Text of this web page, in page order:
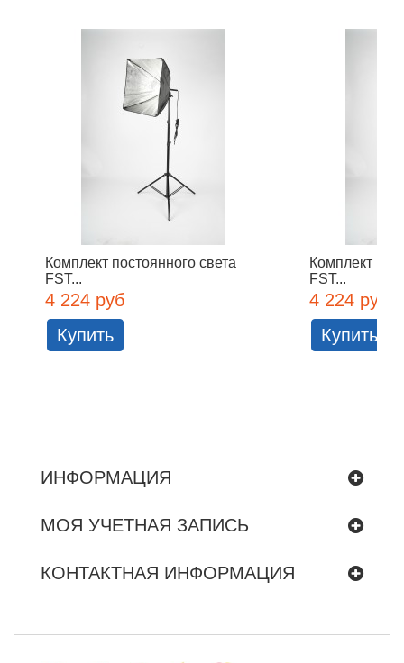
Комплект постоянного света
FST...
4 224 руб
Купить
Комплект
FST...
4 224 руб
Купить
ИНФОРМАЦИЯ
МОЯ УЧЕТНАЯ ЗАПИСЬ
КОНТАКТНАЯ ИНФОРМАЦИЯ